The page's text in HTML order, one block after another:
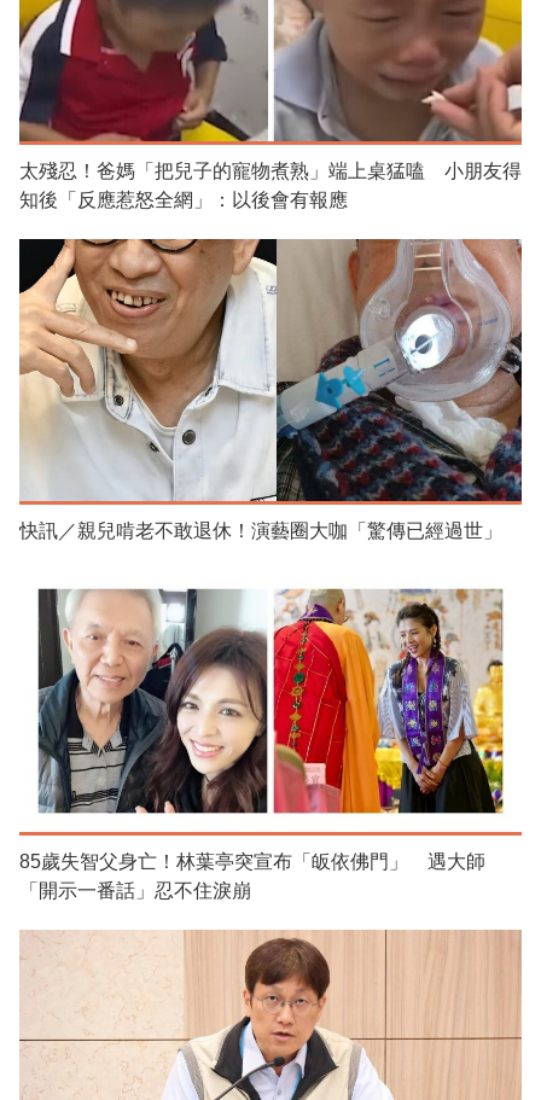
太殘忍！爸媽「把兒子的寵物煮熟」端上桌猛嗑 小朋友得
知後「反應惹怒全網」：以後會有報應
快訊／親兒啃老不敢退休！演藝圈大咖「驚傳已經過世」
85歲失智父身亡！林葉亭突宣布「皈依佛門」 遇大師
「開示一番話」忍不住淚崩